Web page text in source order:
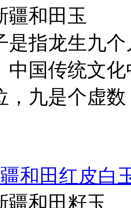
疆和田玉
是指龙生九
中国传统文
，九是个虚
和田红皮白
疆和田籽玉